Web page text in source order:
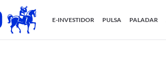
E-INVESTIDOR PULSA PALADAR